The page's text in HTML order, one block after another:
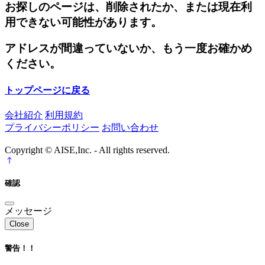
お探しのページは、削除されたか、または現在利
用できない可能性があります。
アドレスが間違っていないか、もう一度お確かめ
ください。
トップページに戻る
会社紹介 利用規約
プライバシーポリシー お問い合わせ
Copyright © AISE,Inc. - All rights reserved.
確認
メッセージ
Close
警告！！